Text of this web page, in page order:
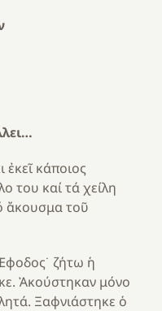
κάποιος
του καί τά χείλη
ἄκουσμα τοῦ
ζήτω ἡ
Ἀκούστηκαν μόνο
Ξαφνιάστηκε ὁ